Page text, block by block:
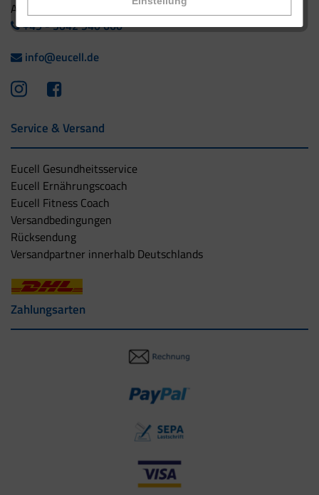
Ausland:
+49 - 5042 940 660
info@eucell.de
Service & Versand
Eucell Gesundheitsservice
Eucell Ernährungscoach
Eucell Fitness Coach
Versandbedingungen
Rücksendung
Versandpartner innerhalb Deutschlands
Zahlungsarten